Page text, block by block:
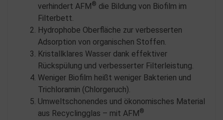
verhindert AFM® die Bildung von Biofilm im
Filterbett.
Hydrophobe Oberfläche zur verbesserten
Adsorption von organischen Stoffen.
Kristallklares Wasser dank effektiver
Rückspülung und verbesserter Filterleistung.
Weniger Biofilm heißt weniger Bakterien und
Trichloramin (Chlorgeruch).
Umweltschonendes und ökonomisches Material
aus Recyclingglas – mit AFM®